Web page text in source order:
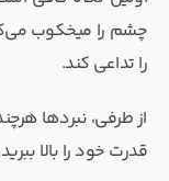
را تداعی کند.
از طرفی، نبردها
قدرت خود را بالا